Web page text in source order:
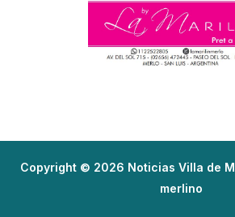
Copyright © 2026 Noticias Villa de
merlino